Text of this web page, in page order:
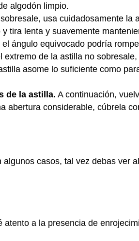
algodón limpio.
usa cuidadosamente la
tira lenta y suavemente
ángulo equivocado podría
de la astilla no
asome lo suficiente como
de la astilla. A continuación,
abertura considerable, cúbrela
casos, tal vez debas ver
a la presencia de